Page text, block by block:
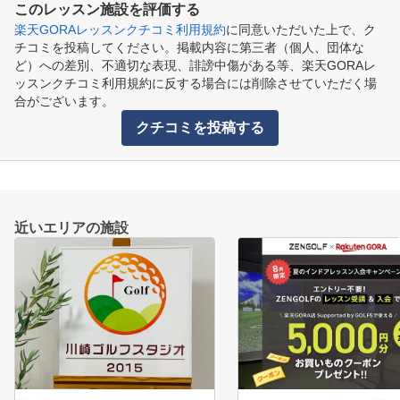
このレッスン施設を評価する
楽天GORAレッスンクチコミ利用規約に同意いただいた上で、ク
チコミを投稿してください。掲載内容に第三者（個人、団体な
ど）への差別、不適切な表現、誹謗中傷がある等、楽天GORAレ
ッスンクチコミ利用規約に反する場合には削除させていただく場
合がございます。
クチコミを投稿する
近いエリアの施設